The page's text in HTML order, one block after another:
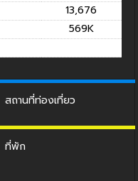
13,676
569K
สถานที่ท่องเที่ยว
ที่พัก